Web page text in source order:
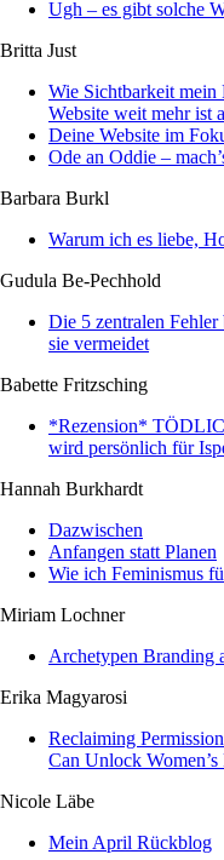
Ugh – es gibt solche
Britta Just
Wie Sichtbarkeit mein
Website weit mehr ist
Deine Website im
Ode an Oddie –
Barbara Burkl
Warum ich es liebe,
Gudula Be-Pechhold
Die 5 zentralen
sie vermeidet
Babette Fritzsching
*Rezension*
wird persönlich für
Hannah Burkhardt
Dazwischen
Anfangen statt Planen
Wie ich Feminismus
Miriam Lochner
Archetypen Branding
Erika Magyarosi
Reclaiming
Can Unlock Women’s
Nicole Läbe
Mein April Rückblog